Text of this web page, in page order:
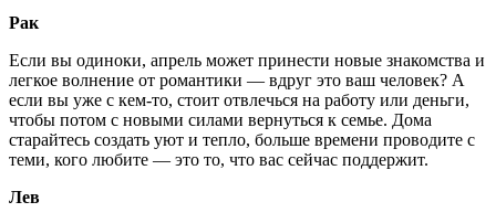
Рак
Если вы одиноки, апрель может принести новые знакомства и
легкое волнение от романтики — вдруг это ваш человек? А
если вы уже с кем-то, стоит отвлечься на работу или деньги,
чтобы потом с новыми силами вернуться к семье. Дома
старайтесь создать уют и тепло, больше времени проводите с
теми, кого любите — это то, что вас сейчас поддержит.
Лев